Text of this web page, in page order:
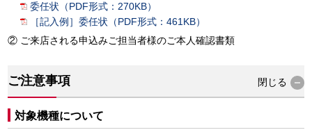
委任状（PDF形式：270KB）
［記入例］委任状（PDF形式：461KB）
ご来店される申込みご担当者様のご本人確認書類
ご注意事項 閉じる
対象機種について